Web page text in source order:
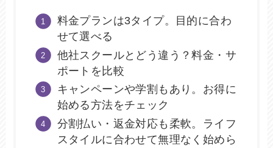
料金プランは3タイプ。目的に合わ
せて選べる
他社スクールとどう違う？料金・サ
ポートを比較
キャンペーンや学割もあり。お得に
始める方法をチェック
分割払い・返金対応も柔軟。ライフ
スタイルに合わせて無理なく始めら